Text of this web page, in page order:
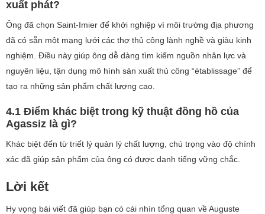
xuất phát?
Ông đã chọn Saint-Imier để khởi nghiệp vì môi trường địa phương
đã có sẵn một mạng lưới các thợ thủ công lành nghề và giàu kinh
nghiệm. Điều này giúp ông dễ dàng tìm kiếm nguồn nhân lực và
nguyên liệu, tận dụng mô hình sản xuất thủ công “établissage” để
tạo ra những sản phẩm chất lượng cao.
4.1 Điểm khác biệt trong kỹ thuật đồng hồ của
Agassiz là gì?
Khác biệt đến từ triết lý quản lý chất lượng, chú trọng vào độ chính
xác đã giúp sản phẩm của ông có được danh tiếng vững chắc.
Lời kết
Hy vọng bài viết đã giúp bạn có cái nhìn tổng quan về Auguste